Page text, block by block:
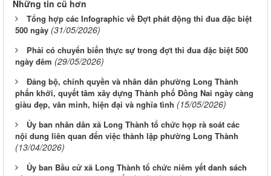
Đảng bộ, chính quyền và nhân dân phường Long Thành
phấn khởi, quyết tâm xây dựng Thành phố Đồng Nai ngày càng
giàu đẹp, văn minh, hiện đại và nghĩa tình
Ủy ban nhân dân xã Long Thành tổ chức họp rà soát các
nội dung liên quan đến việc thành lập phường Long Thành
Ủy ban Bầu cử xã Long Thành tổ chức niêm yết danh sách
cử tri tại các khu vực bỏ phiếu (04/02/2026)
Ban Chỉ đạo các công trình, dự án bồi thường, hỗ trợ, thu
hồi đất, tái định cư xã Long Thành tổ chức họp quán triệt
nhiệm vụ những tháng cuối năm 2025